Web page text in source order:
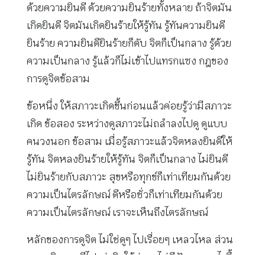
ด้วยความยินดี ด้วยความยินร้ายทั้งหลาย ถ้าจิตมัน
เกิดยินดี จิตมันเกิดยินร้ายให้รู้ทัน รู้ทันความยินดี
ยินร้าย ความยินดียินร้ายก็ดับ จิตก็เป็นกลาง รู้ด้วย
ความเป็นกลาง รู้แล้วก็ไม่เข้าไปแทรกแซง กฎของ
การดูจิตข้อสาม
ข้อหนึ่ง ให้สภาวะเกิดขึ้นก่อนแล้วค่อยรู้ว่ามีสภาวะ
เกิด ข้อสอง ระหว่างดูสภาวะไม่ถลำลงไปดู ดูแบบ
คนวงนอก ข้อสาม เมื่อรู้สภาวะแล้วจิตหลงยินดีให้
รู้ทัน จิตหลงยินร้ายให้รู้ทัน จิตก็เป็นกลาง ไม่ยินดี
ไม่ยินร้ายกับสภาวะ สุขหรือทุกข์ก็เท่าเทียมกันด้วย
ความเป็นไตรลักษณ์ ดีหรือชั่วก็เท่าเทียมกันด้วย
ความเป็นไตรลักษณ์ เราจะเห็นถึงไตรลักษณ์
หลักของการดูจิต ไม่ใช่ดูๆ ไปเรื่อยๆ เหลวไหล ส่วน